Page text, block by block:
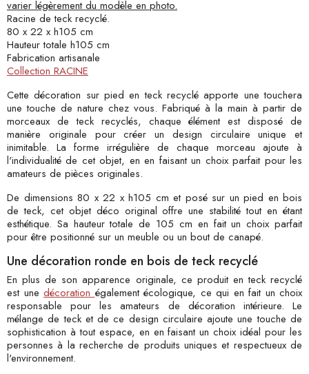
varier légèrement du modèle en photo.
Racine de teck recyclé.
80 x 22 x h105 cm
Hauteur totale h105 cm
Fabrication artisanale
Collection RACINE
Cette décoration sur pied en teck recyclé apporte une touchera
une touche de nature chez vous. Fabriqué à la main à partir de
morceaux de teck recyclés, chaque élément est disposé de
manière originale pour créer un design circulaire unique et
inimitable. La forme irrégulière de chaque morceau ajoute à
l'individualité de cet objet, en en faisant un choix parfait pour les
amateurs de pièces originales.
De dimensions 80 x 22 x h105 cm et posé sur un pied en bois
de teck, cet objet déco original offre une stabilité tout en étant
esthétique. Sa hauteur totale de 105 cm en fait un choix parfait
pour être positionné sur un meuble ou un bout de canapé.
Une décoration ronde en bois de teck recyclé
En plus de son apparence originale, ce produit en teck recyclé
est une décoration également écologique, ce qui en fait un choix
responsable pour les amateurs de décoration intérieure. Le
mélange de teck et de ce design circulaire ajoute une touche de
sophistication à tout espace, en en faisant un choix idéal pour les
personnes à la recherche de produits uniques et respectueux de
l'environnement.